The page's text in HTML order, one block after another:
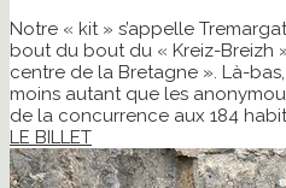
Notre « kit » s’appelle
bout du bout du « Kreiz-Breizh
centre de la Bretagne ». Là-
moins autant que les
de la concurrence aux 184
LE BILLET